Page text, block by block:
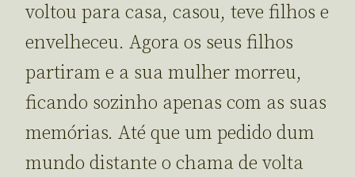
voltou para casa, casou, teve filhos e
envelheceu. Agora os seus filhos
partiram e a sua mulher morreu,
ficando sozinho apenas com as suas
memórias. Até que um pedido dum
mundo distante o chama de volta